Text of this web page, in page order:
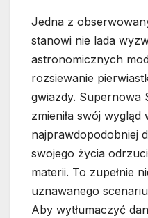
Jedna z
stanowi nie lada
astronomicznych
rozsiewanie
gwiazdy. Supernowa
zmieniła swój
najprawdopodobniej
swojego życia
materii. To zupełnie
uznawanego
Aby wytłumaczyć